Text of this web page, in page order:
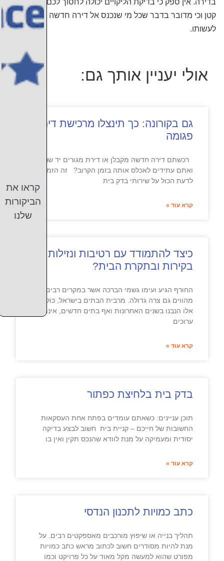
בדירה. אין ספק כי בדיקת הליקויים יכולה לחסוך לכם בלגן לא
קטן וכי מדובר בדבר שכל מי שנכנס אל דירה חדשה צריך
לעשותו.
אולי יעניין אותך גם:
גם בקורונה: כך תינצלו מרכישת דירה
פגומה
רכשתם דירה חדשה מקבלן או דירת מגורים יד שנייה
ואתם עתידים לאכלס אותה בזמן הקרוב? זה הזמן
לדעת הכול על שירותי בדק בית
קרא עוד »
כיצד להתמודד עם רטיבות ונזילות
בקירות ובתקרת הבית?
החורף הגיע ועימו גשמי הברכה אשר במקרים רבים
מהווים גם צרה גדולה. מרבית הבתים בישראל, כולל
אלו הנבנו בשנים האחרונות ואף בתים חדשים, אינם
ערוכים
קרא עוד »
בדק בית בלחיצת כפתור
תוכן עניינים: כשאתם עומדים בפתח אחת העסקאות
החשובות של חייכם – קניית בית חשוב לבצע בדיקה
יסודית ומעמיקה על מנת לוודא שהנכס תקין ואין בו
קרא עוד »
כתב כמויות לתכנון הנדסי
תהליך בנייה או שיפוץ מורכבים מאספקטים רבים. על
מנת להיות מסודרים חשוב לכתוב מראש כתב כמויות
מפורט שהוא למעשה מקל מאוד על כל פרויקט וכמו
קראו את
הביקורות
שלנו